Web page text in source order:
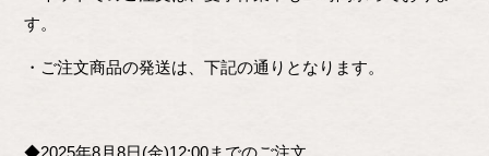
す。
・ご注文商品の発送は、下記の通りとなります。